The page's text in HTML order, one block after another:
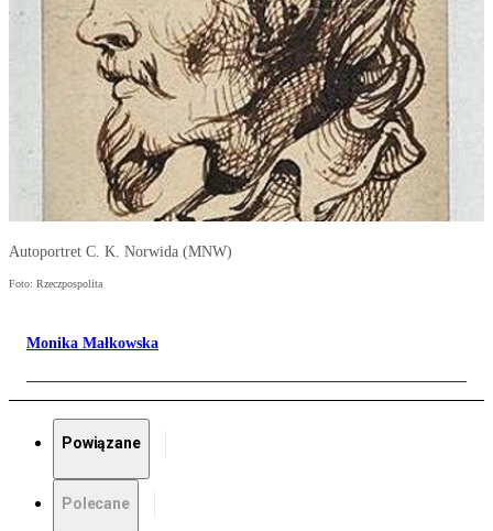
Autoportret C. K. Norwida (MNW)
Foto: Rzeczpospolita
Monika Małkowska
Powiązane
Polecane